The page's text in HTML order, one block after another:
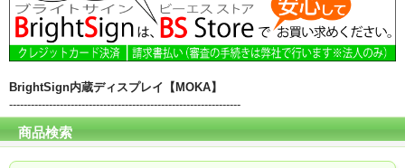
BrightSign内蔵ディスプレイ【MOKA】
----------------------------------------------------------------
商品検索